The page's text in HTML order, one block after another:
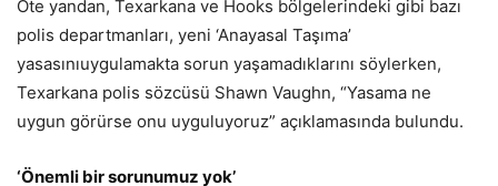
Öte yandan, Texarkana ve Hooks bölgelerindeki gibi bazı
polis departmanları, yeni ‘Anayasal Taşıma’
yasasınıuygulamakta sorun yaşamadıklarını söylerken,
Texarkana polis sözcüsü Shawn Vaughn, “Yasama ne
uygun görürse onu uyguluyoruz” açıklamasında bulundu.
‘Önemli bir sorunumuz yok’